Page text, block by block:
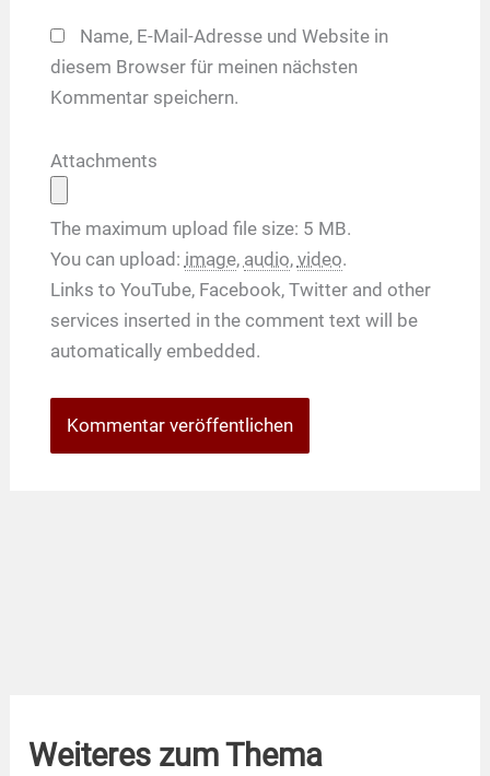
Name, E-Mail-Adresse und Website in
diesem Browser für meinen nächsten
Kommentar speichern.
Attachments
The maximum upload file size: 5 MB.
You can upload: image, audio, video.
Links to YouTube, Facebook, Twitter and other
services inserted in the comment text will be
automatically embedded.
Weiteres zum Thema